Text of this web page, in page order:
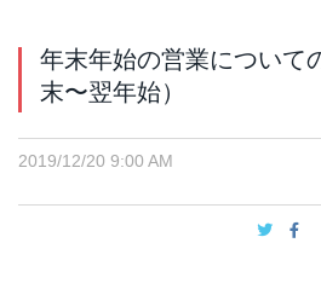
年末年始の営業について
末〜翌年始）
2019/12/20 9:00 AM